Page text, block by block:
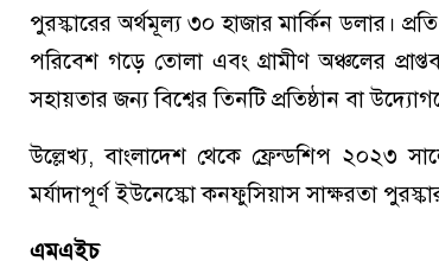
পুরস্কারের অর্থমূল্য ৩০ হাজার মার্কিন ডলার।
পরিবেশ গড়ে তোলা এবং গ্রামীণ অঞ্চলের
সহায়তার জন্য বিশ্বের তিনটি প্রতিষ্ঠান বা
উল্লেখ্য, বাংলাদেশ থেকে ফ্রেন্ডশিপ ২০২৩
মর্যাদাপূর্ণ ইউনেস্কো কনফুসিয়াস সাক্ষরতা
এমএইচ